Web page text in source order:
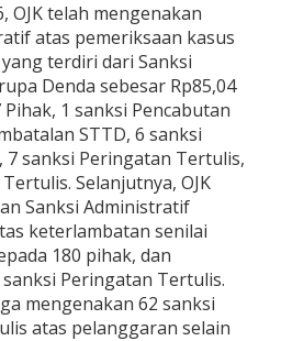
OJK telah mengenakan
atas pemeriksaan kasus
terdiri dari Sanksi
Denda sebesar Rp85,04
1 sanksi Pencabutan
STTD, 6 sanksi
7 sanksi Peringatan Tertulis,
Selanjutnya, OJK
Sanksi Administratif
keterlambatan senilai
180 pihak, dan
Peringatan Tertulis.
mengenakan 62 sanksi
atas pelanggaran selain